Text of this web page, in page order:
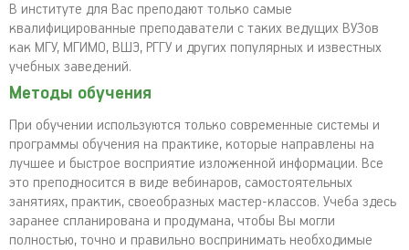
В институте для Вас преподают только самые
квалифицированные преподаватели с таких ведущих ВУЗов
как МГУ, МГИМО, ВШЭ, РГГУ и других популярных и известных
учебных заведений.
Методы обучения
При обучении используются только современные системы и
программы обучения на практике, которые направлены на
лучшее и быстрое восприятие изложенной информации. Все
это преподносится в виде вебинаров, самостоятельных
занятиях, практик, своеобразных мастер-классов. Учеба здесь
заранее спланирована и продумана, чтобы Вы могли
полностью, точно и правильно воспринимать необходимые